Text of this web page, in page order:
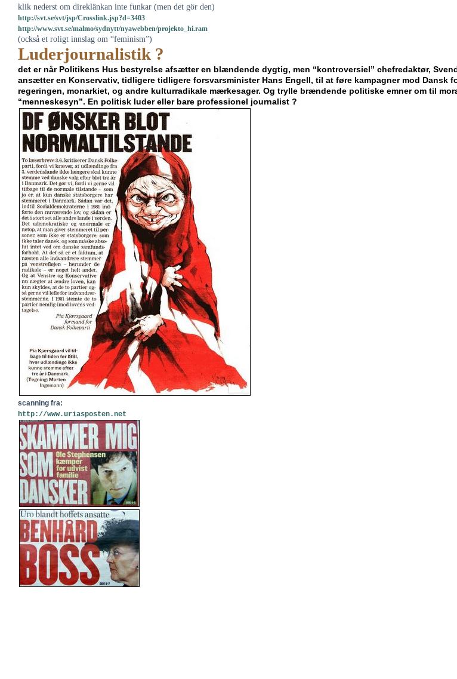
klik nederst om direklänkan inte funkar (men det gör den)
http://svt.se/svt/jsp/Crosslink.jsp?d=3403
http://www.svt.se/malmo/sydnytt/nyawebben/projekto_hi.ram
(också et roligt innslag om “feminism”)
Luderjournalistik ?
det er når Politikens Hus bestyrelse afsætter en blændende dygtig, men “kontroversiel” chefredaktør,
ansætter en Konservativ, tidligere tidligere forsvarsminister Hans Engell, til at føre kampagner mod Dansk
regeringen, monarkiet, og andre kulturradikale mærkesager. Og trylle brændende politiske emner om til
“menneskesyn”. En politisk luder eller bare professionel journalist ?
scanning fra:
http://www.uriasposten.net